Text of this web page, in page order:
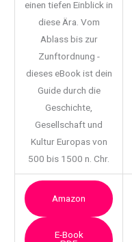
einen tiefen Einblick in
diese Ära. Vom
Ablass bis zur
Zunftordnung -
dieses eBook ist dein
Guide durch die
Geschichte,
Gesellschaft und
Kultur Europas von
500 bis 1500 n. Chr.
Amazon
E-Book